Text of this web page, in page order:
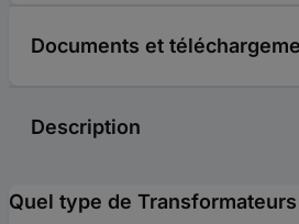
Documents et
Description
Quel type de